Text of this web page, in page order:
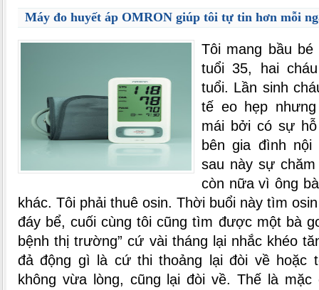
Máy đo huyết áp OMRON giúp tôi tự tin hơn mỗi
Tôi mang bầu
tuổi 35, hai
tuổi. Lần sinh
tế eo hẹp
mái bởi có sự
bên gia đình nội
sau này sự
còn nữa vì ông
khác. Tôi phải thuê osin. Thời buổi này tìm
đáy bể, cuối cùng tôi cũng tìm được một bà
bệnh thị trường” cứ vài tháng lại nhắc khéo
đả động gì là cứ thi thoảng lại đòi về hoặc
không vừa lòng, cũng lại đòi về. Thế là